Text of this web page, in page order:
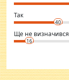
club.
⇒
Так
40
Ще не визначився
16